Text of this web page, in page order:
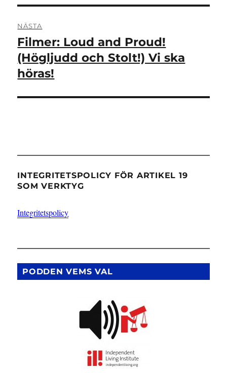
NÄSTA
Nästa
inlägg:
Filmer: Loud and Proud!
(Högljudd och Stolt!) Vi ska
höras!
INTEGRITETSPOLICY FÖR ARTIKEL 19
SOM VERKTYG
Integritetspolicy
PODDEN VEMS VAL